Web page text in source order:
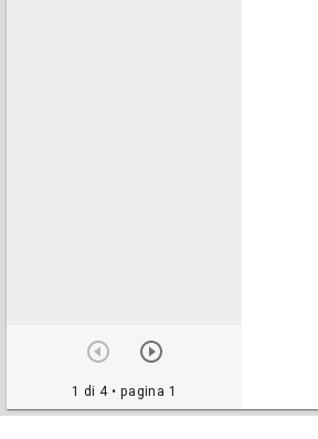
1 di 4• pagina 1